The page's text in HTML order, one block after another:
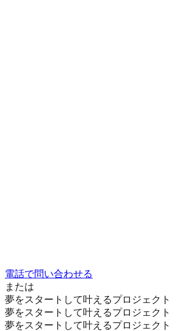
電話で問い合わせる
または
夢をスタートして叶えるプロジェクト
夢をスタートして叶えるプロジェクト
夢をスタートして叶えるプロジェクト